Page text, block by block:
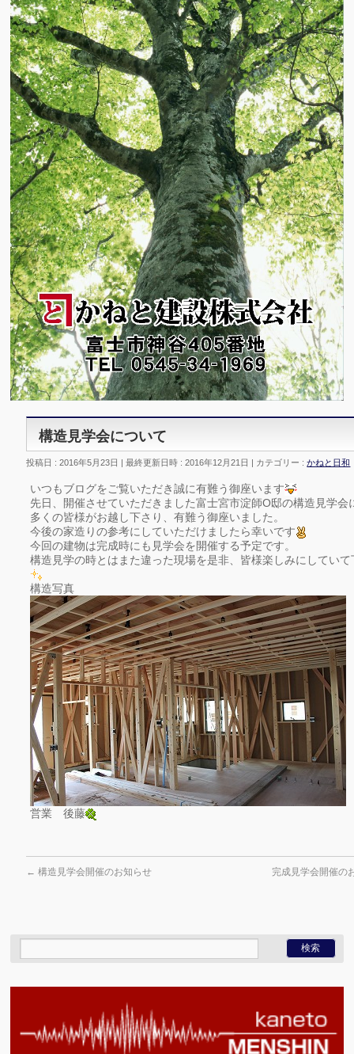
構造見学会について
投稿日 : 2016年5月23日 最終更新日時 : 2016年12月21日 カテゴリー :かねと日和
いつもブログをご覧いただき誠に有難う御座います
先日、開催させていただきました富士宮市淀師O邸の構造見学会
多くの皆様がお越し下さり、有難う御座いました。
今後の家造りの参考にしていただけましたら幸いです
今回の建物は完成時にも見学会を開催する予定です。
構造見学の時とはまた違った現場を是非、皆様楽しみにしていて
構造写真
営業 後藤
← 構造見学会開催のお知らせ 完成見学会開催の